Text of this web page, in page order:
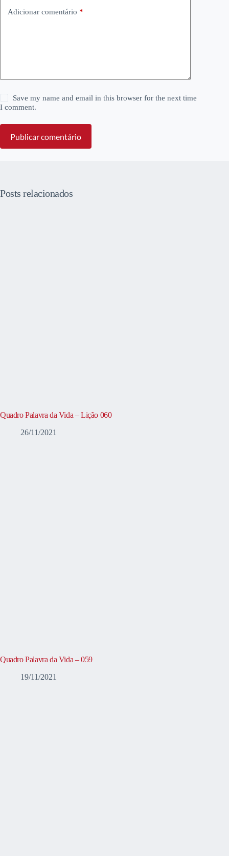
Adicionar comentário *
Save my name and email in this browser for the next time
I comment.
Publicar comentário
Posts relacionados
Quadro Palavra da Vida – Lição 060
26/11/2021
Quadro Palavra da Vida – 059
19/11/2021